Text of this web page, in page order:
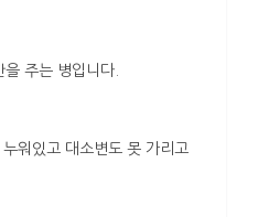
을 주는 병입니다.
워있고 대소변도 못 가리고